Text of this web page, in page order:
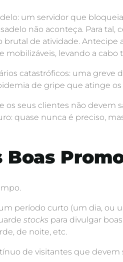
um servidor que
não aconteça. Para
brutal de atividade.
levando a cabo
catastróficos: uma
de gripe que atinge
os seus clientes não devem
quase nunca é preciso,
período curto (um dia, ou
stocks para divulgar
de noite, etc.
de visitantes que